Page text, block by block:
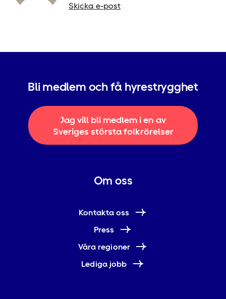
Skicka e-post
Bli medlem och få hyrestrygghet
Jag vill bli medlem i en av
Sveriges största folkrörelser
Om oss
Kontakta oss
Press
Våra regioner
Lediga jobb